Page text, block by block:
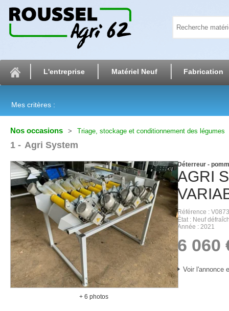
L'entreprise Matériel Neuf Fabrication
Mes critères :
Nos occasions Triage, stockage et conditionnement des légumes
1 Agri System
+ 6 photos
AGRI
Déterreur -
Référence
État
Neuf
Année
2021
6 060
Voir l'annonce